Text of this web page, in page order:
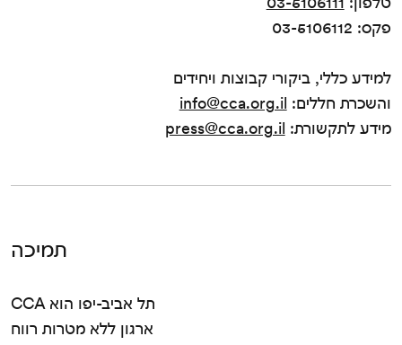
פקס: 03-5106112
למידע כללי, ביקורי קבוצות ויחידים
והשכרת חללים: info@cca.org.il
מידע לתקשורת: press@cca.org.il
תמיכה
CCA תל אביב-יפו הוא
ארגון ללא מטרות רווח